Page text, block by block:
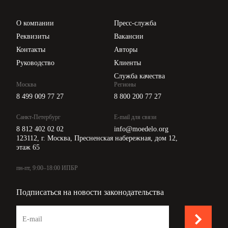
О компании
Реквизиты
Контакты
Руководство
Пресс-служба
Вакансии
Авторы
Клиенты
Служба качества
Москва
8 499 009 77 27
Санкт-Петербург
8 812 402 02 02
Регионы
8 800 200 77 27
E-mail для связи
info@moedelo.org
123112, г. Москва, Пресненская набережная, дом 12,
этаж 65
пн-пт, 9:00–18:00 ИПБР
Подписаться на новости законодательства